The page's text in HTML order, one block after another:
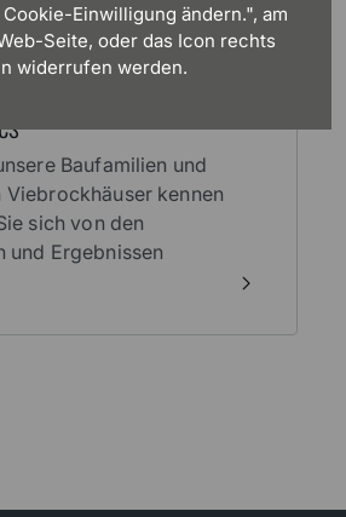
Einwilligung ändern.", am
Seite, oder das Icon rechts
widerrufen werden.
Baufamilien und
Viebrockhäuser kennen
sich von den
und Ergebnissen